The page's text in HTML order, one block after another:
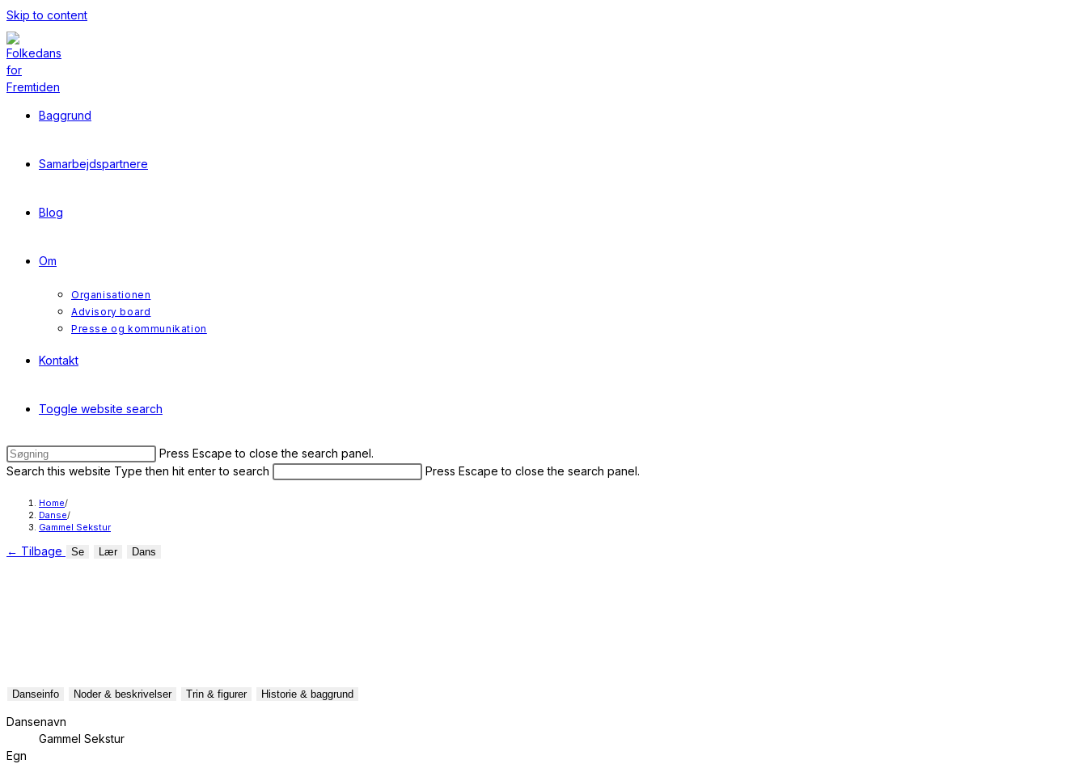
Skip to content
Baggrund
Samarbejdspartnere
Blog
Om
Organisationen
Advisory board
Presse og kommunikation
Kontakt
Toggle website search
Press Escape to close the search panel.
Search this website Type then hit enter to search Press Escape to close the search panel.
Home/
Danse/
Gammel Sekstur
← Tilbage Se Lær Dans
Danseinfo Noder & beskrivelser Trin & figurer Historie & baggrund
Dansenavn
Gammel Sekstur
Egn